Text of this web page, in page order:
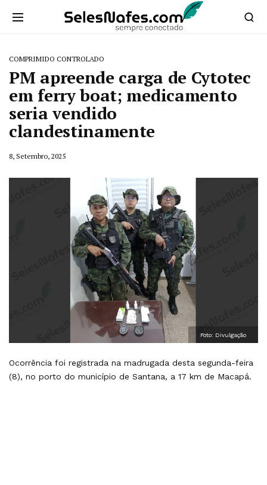
COMPRIMIDO CONTROLADO
PM apreende carga de Cytotec
em ferry boat; medicamento
seria vendido
clandestinamente
8, Setembro, 2025
Foto: Divulgação
Ocorrência foi registrada na madrugada desta segunda-feira
(8), no porto do município de Santana, a 17 km de Macapá.